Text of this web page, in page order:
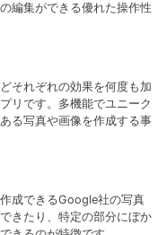
編集ができる優れた操作性
それぞれの効果を何度も加
リです。多機能でユニーク
る写真や画像を作成する事
成できるGoogle社の写真
きたり、特定の部分にぼか